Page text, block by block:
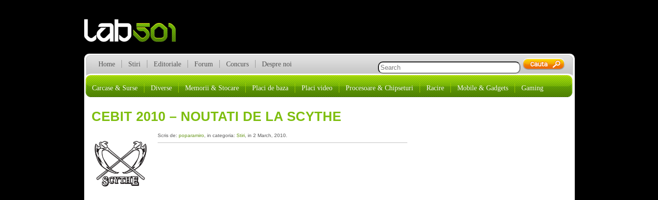
Home Stiri Editoriale Forum Concurs Despre noi
Carcase & Surse Diverse Memorii & Stocare Placi de baza Placi video Procesoare & Chipseturi Racire Mobile & Gadgets Gaming
CEBIT 2010 – NOUTATI DE LA SCYTHE
Scris de: poparamiro, in categoria: Stiri, in 2 March, 2010.